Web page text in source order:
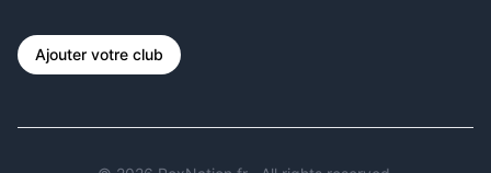
Ajouter votre club